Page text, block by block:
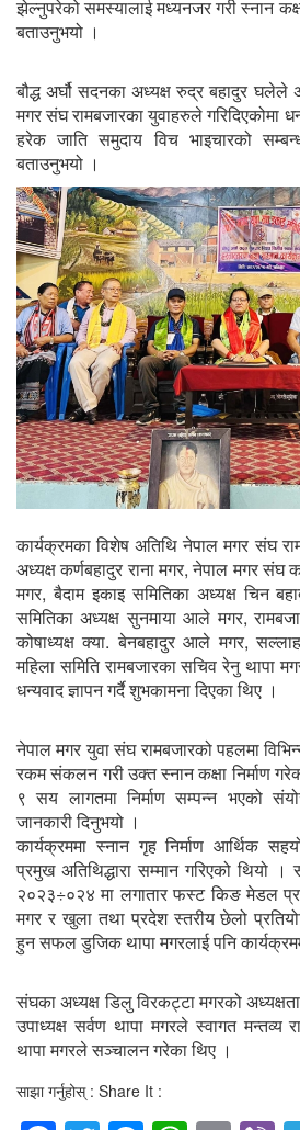
झेल्नुपरेको समस्यालाई मध्यनजर गरी स्नान
बताउनुभयो ।
बौद्ध अर्घौ सदनका अध्यक्ष रुद्र बहादुर
मगर संघ रामबजारका युवाहरुले गरिदिएकोमा
हरेक जाति समुदाय विच भाइचारको
बताउनुभयो ।
कार्यक्रमका विशेष अतिथि नेपाल मगर संघ
अध्यक्ष कर्णबहादुर राना मगर, नेपाल मगर संघ
मगर, बैदाम इकाइ समितिका अध्यक्ष चिन
समितिका अध्यक्ष सुनमाया आले मगर,
कोषाध्यक्ष क्या. बेनबहादुर आले मगर,
महिला समिति रामबजारका सचिव रेनु थापा
धन्यवाद ज्ञापन गर्दै शुभकामना दिएका थिए ।
नेपाल मगर युवा संघ रामबजारको पहलमा
रकम संकलन गरी उक्त स्नान कक्षा निर्माण
९ सय लागतमा निर्माण सम्पन्न भएको
जानकारी दिनुभयो ।
कार्यक्रममा स्नान गृह निर्माण आर्थिक
प्रमुख अतिथिद्धारा सम्मान गरिएको थियो
२०२३÷०२४ मा लगातार फस्ट किङ मेडल
मगर र खुला तथा प्रदेश स्तरीय छेलो
हुन सफल डुजिक थापा मगरलाई पनि
संघका अध्यक्ष डिलु विरकट्टा मगरको
उपाध्यक्ष सर्वण थापा मगरले स्वागत
थापा मगरले सञ्चालन गरेका थिए ।
साझा गर्नुहोस् : Share It :